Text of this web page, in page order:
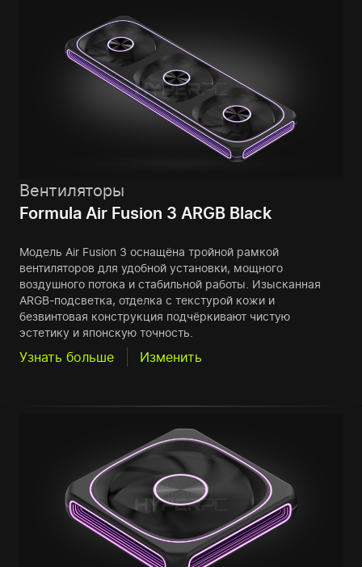
Вентиляторы
Formula Air Fusion 3 ARGB Black
Модель Air Fusion 3 оснащёна тройной рамкой
вентиляторов для удобной установки, мощного
воздушного потока и стабильной работы. Изысканная
ARGB-подсветка, отделка с текстурой кожи и
безвинтовая конструкция подчёркивают чистую
эстетику и японскую точность.
Узнать больше Изменить